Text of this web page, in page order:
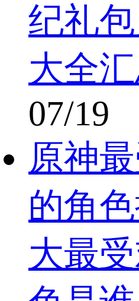
纪礼
大全
07/19
原神
的角
大最